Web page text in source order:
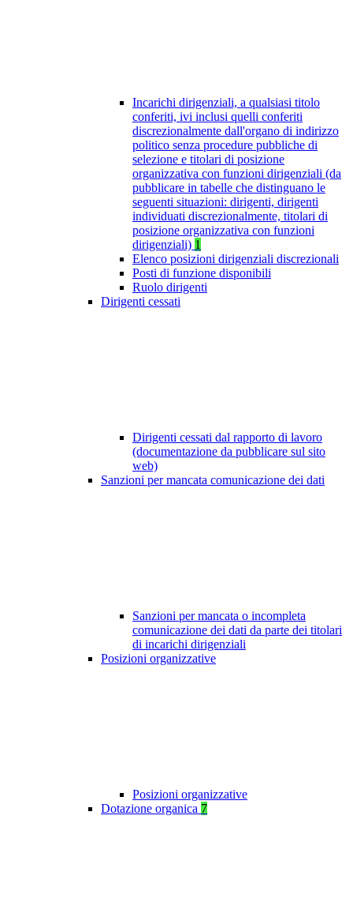
Incarichi dirigenziali, a qualsiasi titolo
conferiti, ivi inclusi quelli conferiti
discrezionalmente dall'organo di indirizzo
politico senza procedure pubbliche di
selezione e titolari di posizione
organizzativa con funzioni dirigenziali (da
pubblicare in tabelle che distinguano le
seguenti situazioni: dirigenti, dirigenti
individuati discrezionalmente, titolari di
posizione organizzativa con funzioni
dirigenziali) 1
Elenco posizioni dirigenziali discrezionali
Posti di funzione disponibili
Ruolo dirigenti
Dirigenti cessati
Dirigenti cessati dal rapporto di lavoro
(documentazione da pubblicare sul sito
web)
Sanzioni per mancata comunicazione dei dati
Sanzioni per mancata o incompleta
comunicazione dei dati da parte dei titolari
di incarichi dirigenziali
Posizioni organizzative
Posizioni organizzative
Dotazione organica 7